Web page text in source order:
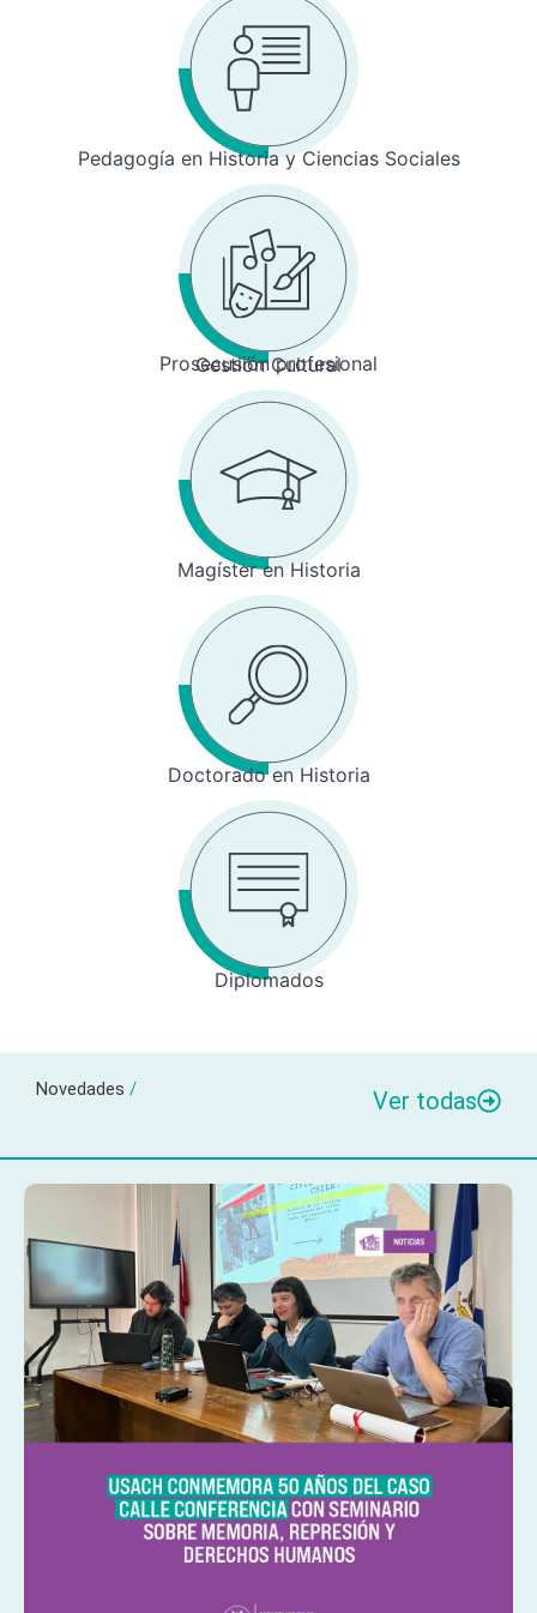
Pedagogía en Historia y Ciencias Sociales
Prosecusión profesional
Gestión Cultural
Magíster en Historia
Doctorado en Historia
Diplomados
Novedades / Ver todas